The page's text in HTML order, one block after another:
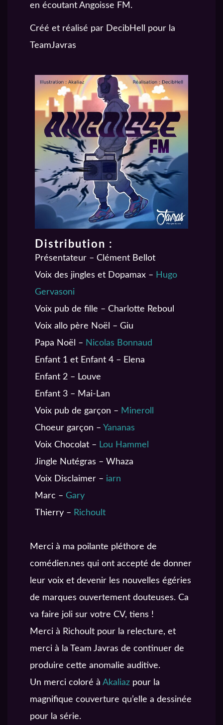
en écoutant Angoisse FM.
Créé et réalisé par DecibHell pour la
TeamJavras
Distribution :
Présentateur – Clément Bellot
Voix des jingles et Dopamax – Hugo
Gervasoni
Voix pub de fille – Charlotte Reboul
Voix allo père Noël – Giu
Papa Noël – Nicolas Bonnaud
Enfant 1 et Enfant 4 – Elena
Enfant 2 – Louve
Enfant 3 – Mai-Lan
Voix pub de garçon – Mineroll
Choeur garçon – Yananas
Voix Chocolat – Lou Hammel
Jingle Nutégras – Whaza
Voix Disclaimer – iarn
Marc – Gary
Thierry – Richoult
Merci à ma poilante pléthore de
comédien.nes qui ont accepté de donner
leur voix et devenir les nouvelles égéries
de marques ouvertement douteuses. Ca
va faire joli sur votre CV, tiens !
Merci à Richoult pour la relecture, et
merci à la Team Javras de continuer de
produire cette anomalie auditive.
Un merci coloré à Akaliaz pour la
magnifique couverture qu’elle a dessinée
pour la série.